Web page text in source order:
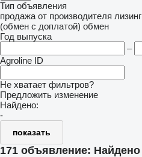
Тип объявления
продажа от производителя лизинг
(обмен с доплатой) обмен
Год выпуска
–
Agroline ID
Не хватает фильтров?
Предложить изменение
Найдено:
-
показать
171 объявление: Найдено